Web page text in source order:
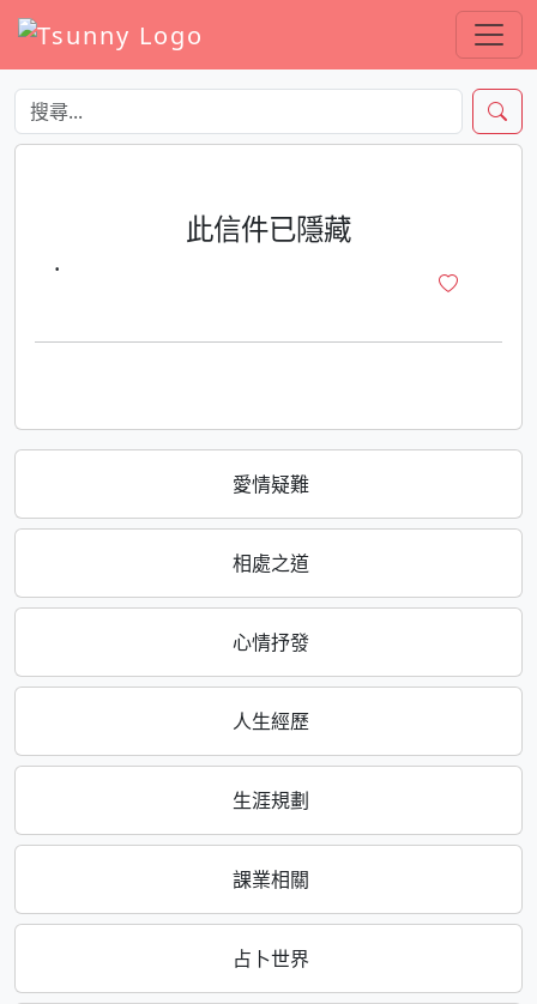
愛情疑難
相處之道
心情抒發
人生經歷
生涯規劃
課業相關
占卜世界
此信件已隱藏
·